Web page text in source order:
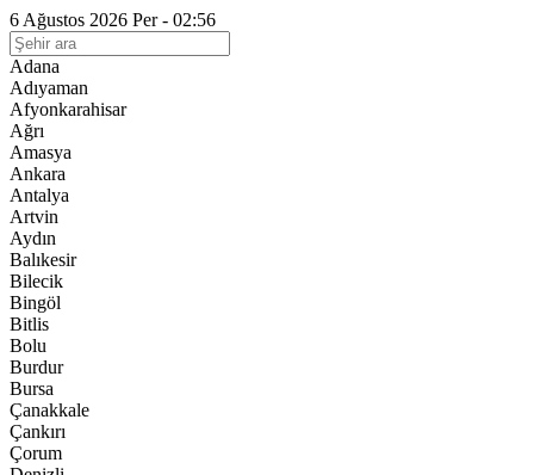
6 Ağustos 2026 Per - 02:56
Adana
Adıyaman
Afyonkarahisar
Ağrı
Amasya
Ankara
Antalya
Artvin
Aydın
Balıkesir
Bilecik
Bingöl
Bitlis
Bolu
Burdur
Bursa
Çanakkale
Çankırı
Çorum